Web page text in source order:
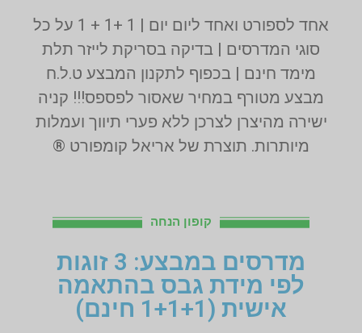
אחד לספורט ואחד ליום יום | 1 +1 + 1 על כל
סוגי המדרסים | בדיקה בסריקת לייזר תלת
מימד חינם | בכפוף לתקנון המבצע ט.ל.ח
מבצע מטורף במחיר שאסור לפספס!!! קניה
ישירה מהיצרן לצרכן ללא פערי תיווך ועמלות
מיותרות. תוצרת של אריאל קומפורט ®
קופון הנחה
מדרסים במבצע: 3 זוגות
לפי מידת גבס בהתאמה
אישית (1+1+1 חינם)